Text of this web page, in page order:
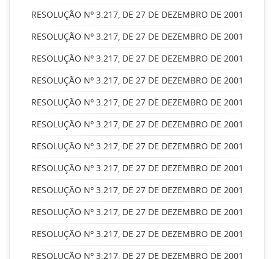
RESOLUÇÃO Nº 3.217, DE 27 DE DEZEMBRO DE 2001
RESOLUÇÃO Nº 3.217, DE 27 DE DEZEMBRO DE 2001
RESOLUÇÃO Nº 3.217, DE 27 DE DEZEMBRO DE 2001
RESOLUÇÃO Nº 3.217, DE 27 DE DEZEMBRO DE 2001
RESOLUÇÃO Nº 3.217, DE 27 DE DEZEMBRO DE 2001
RESOLUÇÃO Nº 3.217, DE 27 DE DEZEMBRO DE 2001
RESOLUÇÃO Nº 3.217, DE 27 DE DEZEMBRO DE 2001
RESOLUÇÃO Nº 3.217, DE 27 DE DEZEMBRO DE 2001
RESOLUÇÃO Nº 3.217, DE 27 DE DEZEMBRO DE 2001
RESOLUÇÃO Nº 3.217, DE 27 DE DEZEMBRO DE 2001
RESOLUÇÃO Nº 3.217, DE 27 DE DEZEMBRO DE 2001
RESOLUÇÃO Nº 3.217, DE 27 DE DEZEMBRO DE 2001